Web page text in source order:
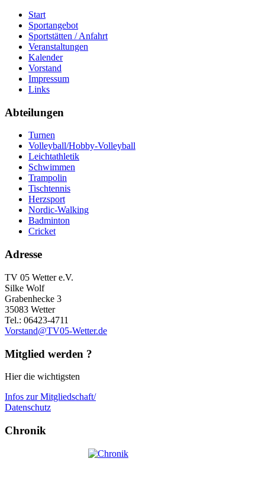
Start
Sportangebot
Sportstätten / Anfahrt
Veranstaltungen
Kalender
Vorstand
Impressum
Links
Abteilungen
Turnen
Volleyball/Hobby-Volleyball
Leichtathletik
Schwimmen
Trampolin
Tischtennis
Herzsport
Nordic-Walking
Badminton
Cricket
Adresse
TV 05 Wetter e.V.
Silke Wolf
Grabenhecke 3
35083 Wetter
Tel.: 06423-4711
Vorstand@TV05-Wetter.de
Mitglied werden ?
Hier die wichtigsten
Infos zur Mitgliedschaft/
Datenschutz
Chronik